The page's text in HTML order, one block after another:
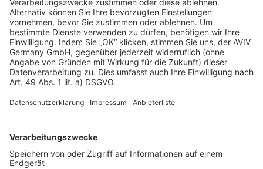
Rechtliches
AGB-Übersicht
Datenschutz
Impressum
Services
Bauprojekt-Quiz